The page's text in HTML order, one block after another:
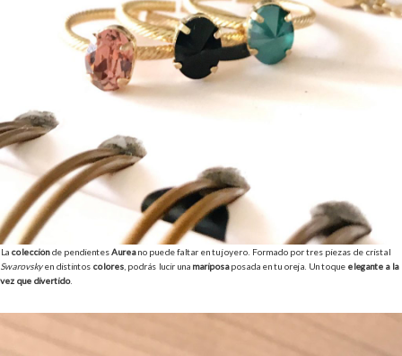
La colecciónde pendientesAureano puede faltar en tu joyero. Formado por tres piezas de cristal
Swarovskyen distintos colores , podrás lucir una mariposaposada en tu oreja. Un toque elegante a la
vez que divertido.